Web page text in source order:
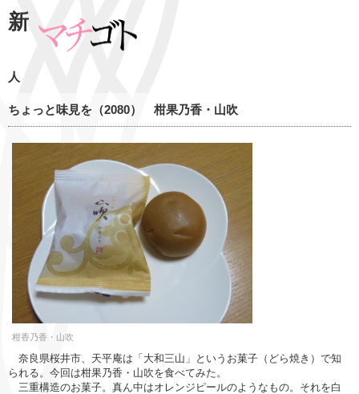
新
人
ちょっと味見を（2080） 柑果乃香・山吹
柑香乃香・山吹
奈良県桜井市、天平庵は「大和三山」というお菓子（どら焼き）で知
られる。今回は柑果乃香・山吹を食べてみた。
三重構造のお菓子。真ん中はオレンジピールのようなもの。それを白